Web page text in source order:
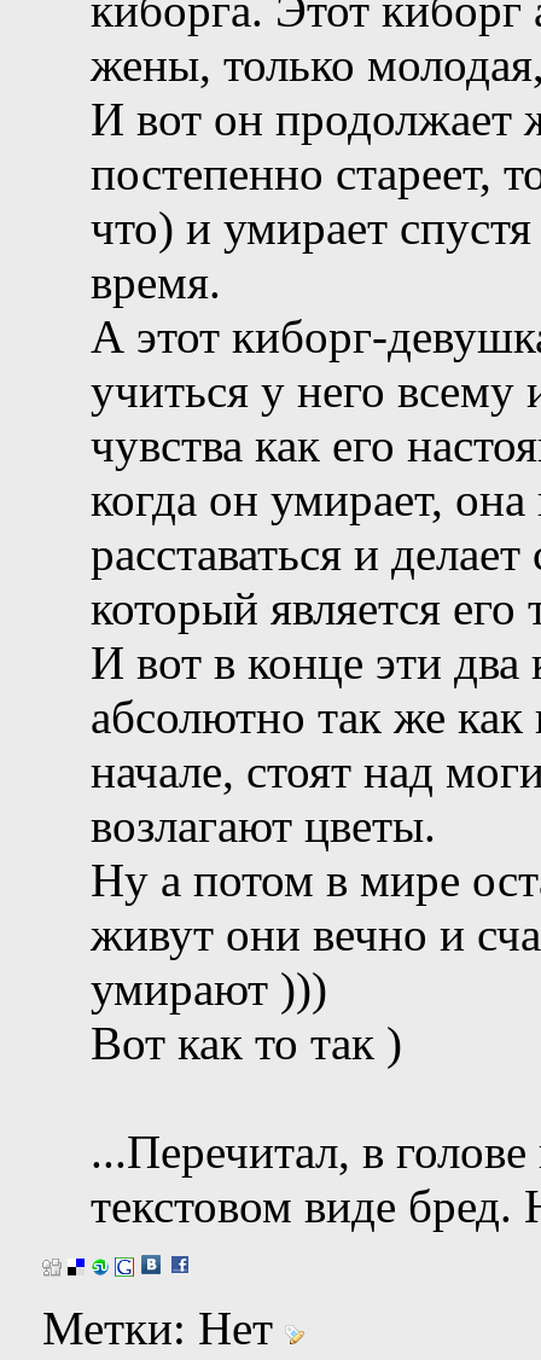
жены, только
И вот он продолжает
постепенно стареет,
что) и умирает
время.
А этот киборг-
учиться у него
чувства как его
когда он умирает,
расставаться и
который является
И вот в конце эти два
абсолютно так же
начале, стоят над
возлагают цветы.
Ну а потом в мире
живут они вечно и
умирают )))
Вот как то так )
...Перечитал, в
текстовом виде бред.
Метки: Нет